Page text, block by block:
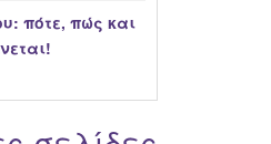
πότε, πώς και